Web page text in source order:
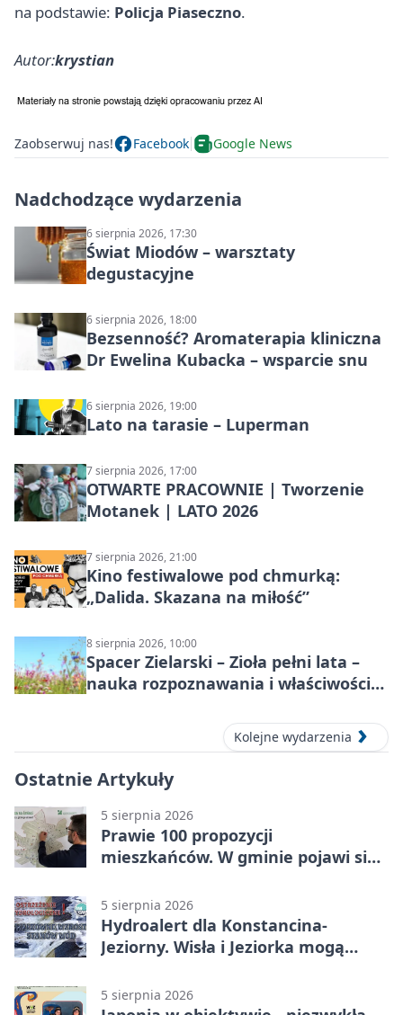
na podstawie: Policja Piaseczno.
Autor:krystian
Zaobserwuj nas! Facebook Google News
Nadchodzące wydarzenia
6 sierpnia 2026, 17:30
Świat Miodów – warsztaty
degustacyjne
6 sierpnia 2026, 18:00
Bezsenność? Aromaterapia kliniczna
Dr Ewelina Kubacka – wsparcie snu
6 sierpnia 2026, 19:00
Lato na tarasie – Luperman
7 sierpnia 2026, 17:00
OTWARTE PRACOWNIE | Tworzenie
Motanek | LATO 2026
7 sierpnia 2026, 21:00
Kino festiwalowe pod chmurką:
„Dalida. Skazana na miłość”
8 sierpnia 2026, 10:00
Spacer Zielarski – Zioła pełni lata –
nauka rozpoznawania i właściwości
Kolejne wydarzenia
Ostatnie Artykuły
5 sierpnia 2026
Prawie 100 propozycji
mieszkańców. W gminie pojawi się
5 sierpnia 2026
Hydroalert dla Konstancina-
Jeziorny. Wisła i Jeziorka mogą
5 sierpnia 2026